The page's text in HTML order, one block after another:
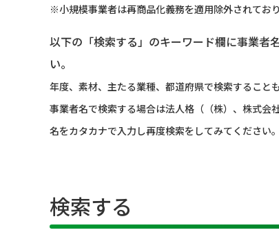
※小規模事業者は再商品化義務を適用除外されてお
以下の「検索する」のキーワード欄に事業者
い。
年度、素材、主たる業種、都道府県で検索すること
事業者名で検索する場合は法人格（（株）、株式
名をカタカナで入力し再度検索をしてみてください
検索する